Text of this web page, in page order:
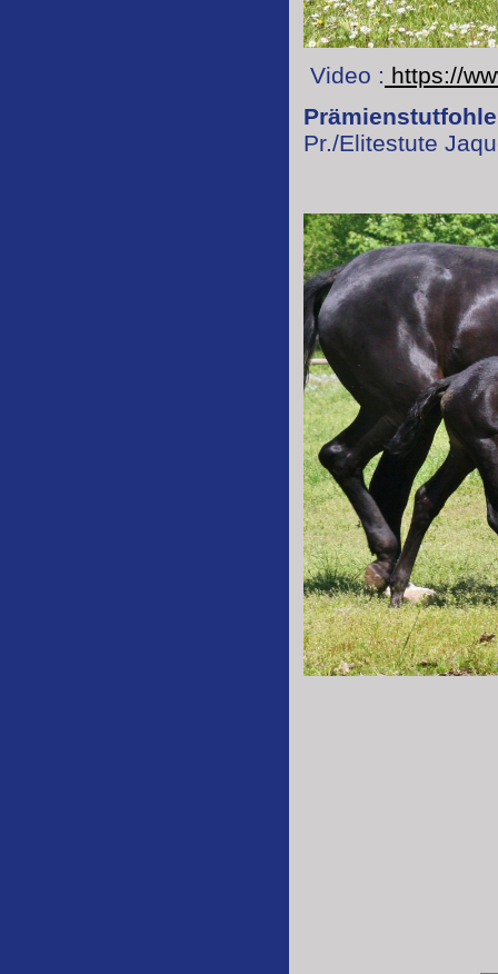
Video : https://
Pr./Elitestute